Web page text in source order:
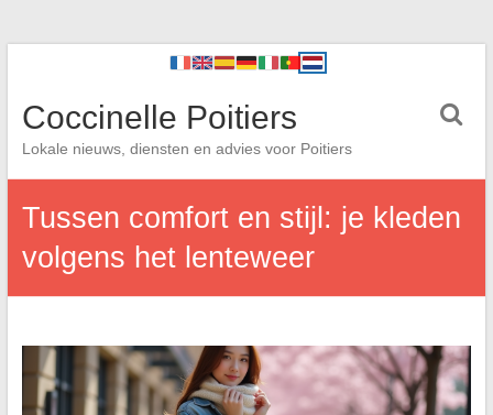
Coccinelle Poitiers
Lokale nieuws, diensten en advies voor Poitiers
Tussen comfort en stijl: je kleden
volgens het lenteweer